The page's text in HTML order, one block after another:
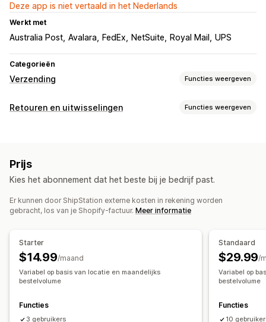
Deze app is niet vertaald in het Nederlands
Werkt met
Australia Post Avalara FedEx NetSuite Royal Mail UPS
Categorieën
Verzending Functies weergeven
Labels en verpakking
Verzendverzekering
Synchronisatie van bestellingen
Meerdere talen
Vervoerdersselectie Verzendtarieven
Trackingpagina met eigen merk
Updates van bestellingen
Analytics voor verzendingen
Retouren en uitwisselingen Functies weergeven
Handmatige terugbetalingen
Automatische goedkeuringen
Retourportal
Prijs
Kies het abonnement dat het beste bij je bedrijf past.
Er kunnen door ShipStation externe kosten in rekening worden
gebracht, los van je Shopify-factuur. Meer informatie
Starter
$14.99/maand
Variabel op basis van locatie en maandelijks
bestelvolume
Functies
3 gebruikers
Standaard
$29.99/
Variabel op
bestelvolume
Functies
10